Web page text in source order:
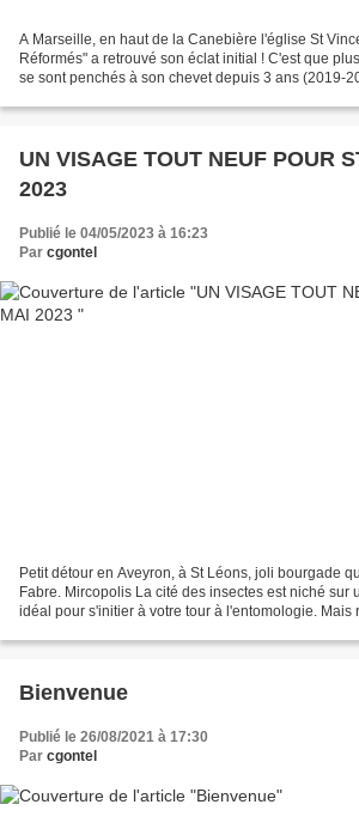
A Marseille, en haut de la Canebière l'église St
Réformés" a retrouvé son éclat initial ! C'est que
se sont penchés à son chevet depuis 3 ans (2019-
UN VISAGE TOUT NEUF POUR
2023
Publié le 04/05/2023 à 16:23
Par cgontel
Petit détour en Aveyron, à St Léons, joli bourgade
Fabre. Mircopolis La cité des insectes est niché sur
idéal pour s'initier à votre tour à l'entomologie. Mais
Bienvenue
Publié le 26/08/2021 à 17:30
Par cgontel